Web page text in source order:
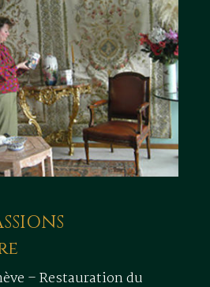
– Restauration du